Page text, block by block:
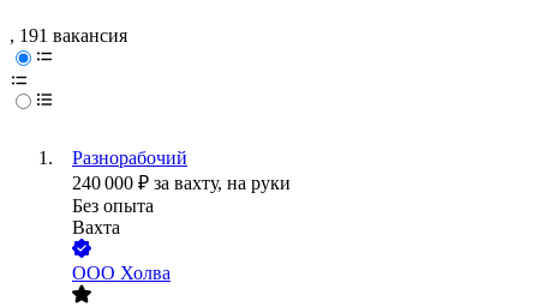
, 191 вакансия
Разнорабочий
240 000 ₽ за вахту, на руки
Без опыта
Вахта
ООО Холва